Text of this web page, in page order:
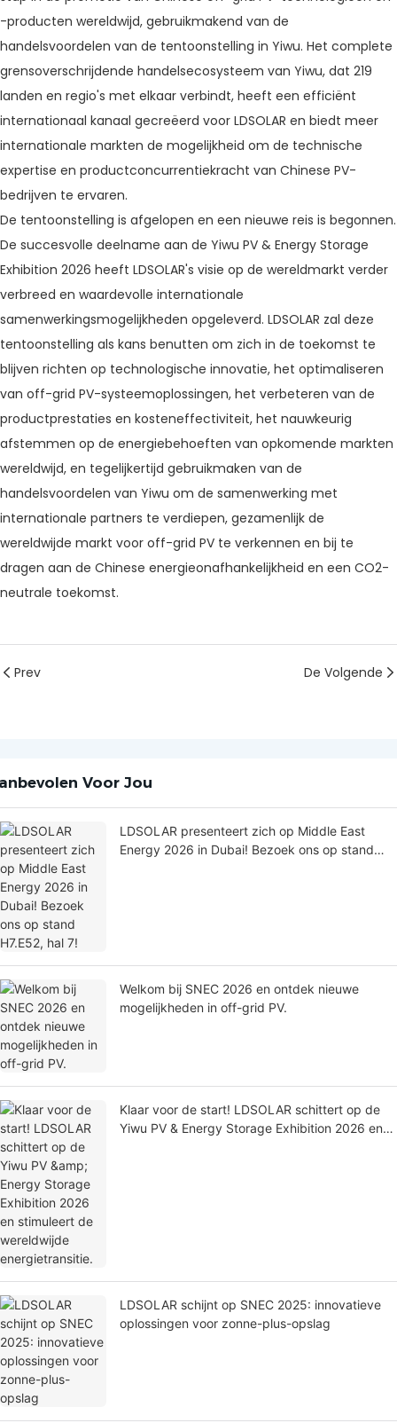
-producten wereldwijd, gebruikmakend van de
handelsvoordelen van de tentoonstelling in Yiwu. Het complete
grensoverschrijdende handelsecosysteem van Yiwu, dat 219
landen en regio's met elkaar verbindt, heeft een efficiënt
internationaal kanaal gecreëerd voor LDSOLAR en biedt meer
internationale markten de mogelijkheid om de technische
expertise en productconcurrentiekracht van Chinese PV-
bedrijven te ervaren.
De tentoonstelling is afgelopen en een nieuwe reis is begonnen.
De succesvolle deelname aan de Yiwu PV & Energy Storage
Exhibition 2026 heeft LDSOLAR's visie op de wereldmarkt verder
verbreed en waardevolle internationale
samenwerkingsmogelijkheden opgeleverd. LDSOLAR zal deze
tentoonstelling als kans benutten om zich in de toekomst te
blijven richten op technologische innovatie, het optimaliseren
van off-grid PV-systeemoplossingen, het verbeteren van de
productprestaties en kosteneffectiviteit, het nauwkeurig
afstemmen op de energiebehoeften van opkomende markten
wereldwijd, en tegelijkertijd gebruikmaken van de
handelsvoordelen van Yiwu om de samenwerking met
internationale partners te verdiepen, gezamenlijk de
wereldwijde markt voor off-grid PV te verkennen en bij te
dragen aan de Chinese energieonafhankelijkheid en een CO2-
neutrale toekomst.
Prev De Volgende
Voor Jou
LDSOLAR presenteert zich op Middle East
Energy 2026 in Dubai! Bezoek ons ​​op stand
Welkom bij SNEC 2026 en ontdek nieuwe
mogelijkheden in off-grid PV.
Klaar voor de start! LDSOLAR schittert op de
Yiwu PV & Energy Storage Exhibition 2026 en
LDSOLAR schijnt op SNEC 2025: innovatieve
oplossingen voor zonne-plus-opslag